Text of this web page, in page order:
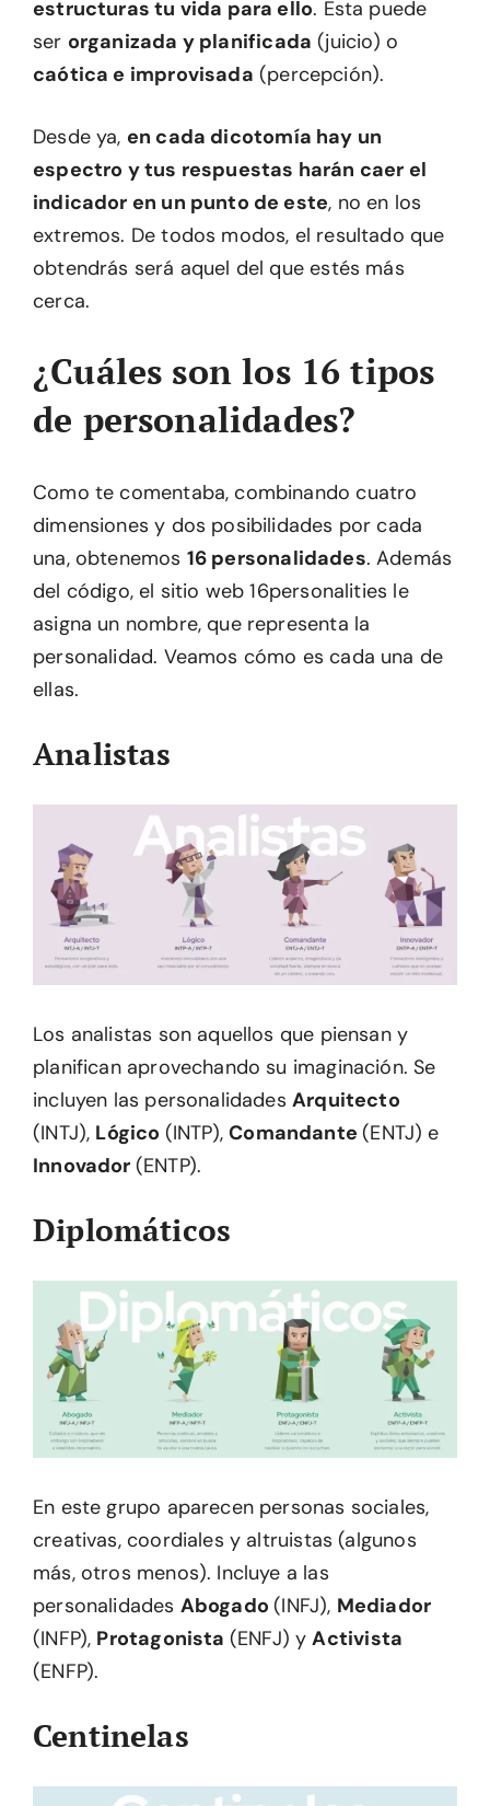
estructuras tu vida para ello. Esta puede
ser organizada y planificada (juicio) o
caótica e improvisada (percepción).
Desde ya, en cada dicotomía hay un
espectro y tus respuestas harán caer el
indicador en un punto de este, no en los
extremos. De todos modos, el resultado que
obtendrás será aquel del que estés más
cerca.
¿Cuáles son los 16 tipos
de personalidades?
Como te comentaba, combinando cuatro
dimensiones y dos posibilidades por cada
una, obtenemos 16 personalidades. Además
del código, el sitio web 16personalities le
asigna un nombre, que representa la
personalidad. Veamos cómo es cada una de
ellas.
Analistas
Los analistas son aquellos que piensan y
planifican aprovechando su imaginación. Se
incluyen las personalidadesArquitecto
(INTJ), Lógico (INTP),Comandante(ENTJ) e
Innovador (ENTP).
Diplomáticos
En este grupo aparecen personas sociales,
creativas, coordiales y altruistas (algunos
más, otros menos). Incluye a las
personalidades Abogado(INFJ), Mediador
(INFP), Protagonista (ENFJ) yActivista
(ENFP).
Centinelas